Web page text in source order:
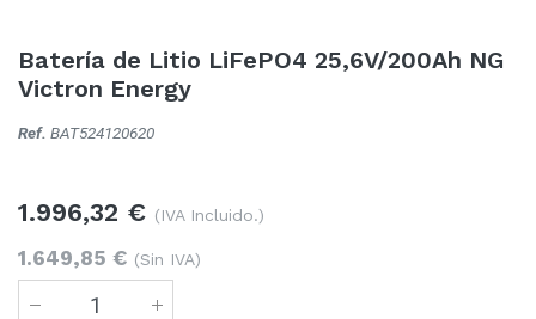
Batería de Litio LiFePO4 25,6V/200Ah NG
Victron Energy
Ref. BAT524120620
1.996,32 € (IVA Incluido.)
1.649,85 € (Sin IVA)